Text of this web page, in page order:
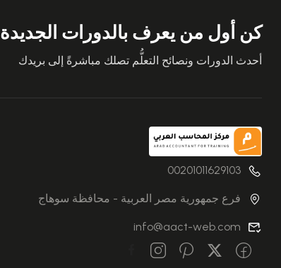
كن أول من يعرف بالدورات الجديدة
أحدث الدورات ونصائح التعلُّم تصلك مباشرةً إلى بريدك
00201011629103
فرع جمهورية مصر العربية - محافظة سوهاج
info@aact-web.com